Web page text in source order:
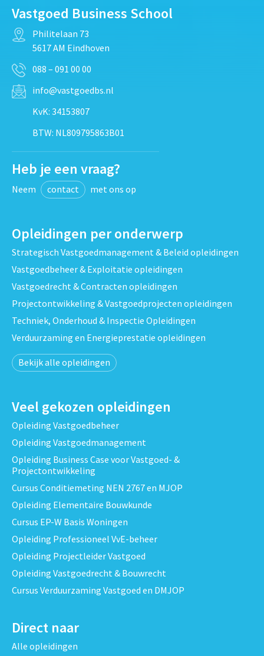
Vastgoed Business School
Philitelaan 73
5617 AM Eindhoven
088 – 091 00 00
info@vastgoedbs.nl
KvK: 34153807
BTW: NL809795863B01
Heb je een vraag?
Neem contact met ons op
Opleidingen per onderwerp
Strategisch Vastgoedmanagement & Beleid opleidingen
Vastgoedbeheer & Exploitatie opleidingen
Vastgoedrecht & Contracten opleidingen
Projectontwikkeling & Vastgoedprojecten opleidingen
Techniek, Onderhoud & Inspectie Opleidingen
Verduurzaming en Energieprestatie opleidingen
Bekijk alle opleidingen
Veel gekozen opleidingen
Opleiding Vastgoedbeheer
Opleiding Vastgoedmanagement
Opleiding Business Case voor Vastgoed- &
Projectontwikkeling
Cursus Conditiemeting NEN 2767 en MJOP
Opleiding Elementaire Bouwkunde
Cursus EP-W Basis Woningen
Opleiding Professioneel VvE-beheer
Opleiding Projectleider Vastgoed
Opleiding Vastgoedrecht & Bouwrecht
Cursus Verduurzaming Vastgoed en DMJOP
Direct naar
Alle opleidingen